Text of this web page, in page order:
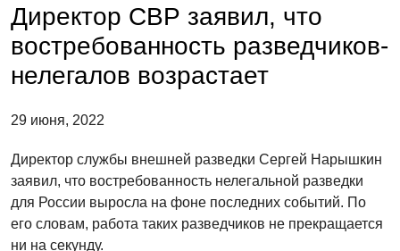
Директор СВР заявил, что
востребованность разведчиков-
нелегалов возрастает
29 июня, 2022
Директор службы внешней разведки Сергей Нарышкин
заявил, что востребованность нелегальной разведки
для России выросла на фоне последних событий. По
его словам, работа таких разведчиков не прекращается
ни на секунду.